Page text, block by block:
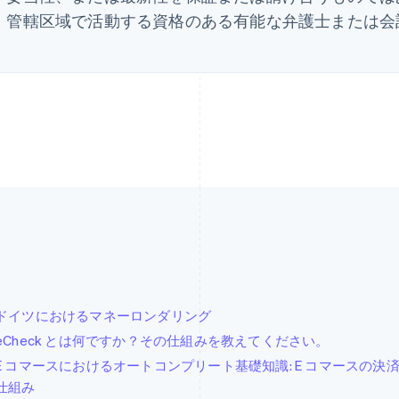
管轄区域で活動する資格のある有能な弁護士または
イツにおけるマネーロンダリング
とは何ですか？その仕組みを教えてください。
コマースにおけるオートコンプリート基礎知識: E コマースの決
組み